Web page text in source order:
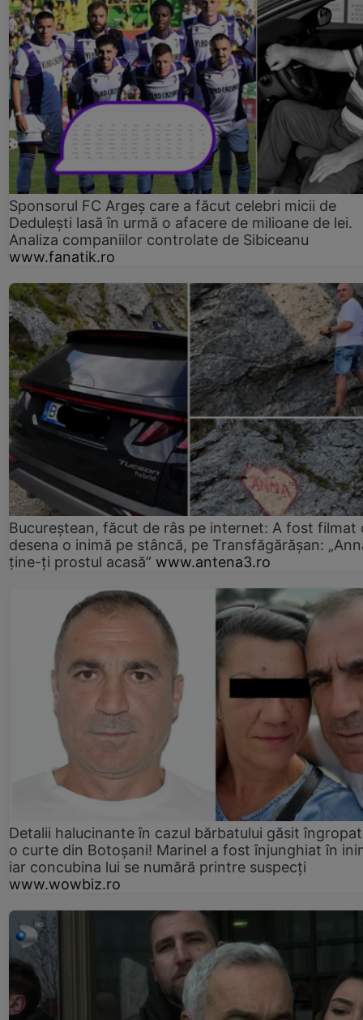
Sponsorul FC Argeș care a făcut celebri micii de
Dedulești lasă în urmă o afacere de milioane de lei.
Analiza companiilor controlate de Sibiceanu
www.fanatik.ro
Bucureștean, făcut de râs pe internet: A fost filmat
desena o inimă pe stâncă, pe Transfăgărășan:
ține-ți prostul acasă” www.antena3.ro
Detalii halucinante în cazul bărbatului găsit
o curte din Botoșani! Marinel a fost înjunghiat în
iar concubina lui se numără printre suspecți
www.wowbiz.ro